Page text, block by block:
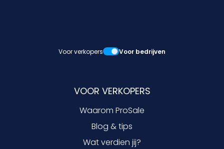
Voor verkopers Voor bedrijven
VOOR VERKOPERS
Waarom ProSale
Blog & tips
Wat verdien jij?